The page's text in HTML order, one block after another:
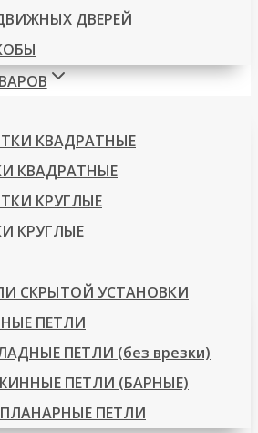
ДВЕРЕЙ
КВАДРАТНЫЕ
КВАДРАТНЫЕ
КРУГЛЫЕ
КРУГЛЫЕ
СКРЫТОЙ УСТАНОВКИ
ПЕТЛИ
ПЕТЛИ (без врезки)
ПЕТЛИ (БАРНЫЕ)
ПЕТЛИ